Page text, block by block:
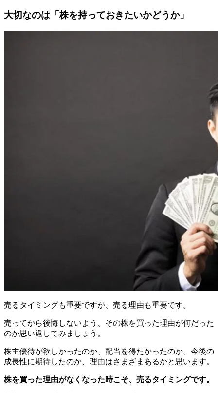
大切なのは「株を持っておきたいかどうか」
売るタイミングも重要ですが、売る理由も重要です。
売ってから後悔しないよう、その株を買った理由が何だった
のか思い返してみましょう。
株主優待が欲しかったのか、配当を得たかったのか、今後の
成長性に期待したのか、理由はさまざまあるかと思います。
株を買った理由がなくなった時こそ、売るタイミングです。